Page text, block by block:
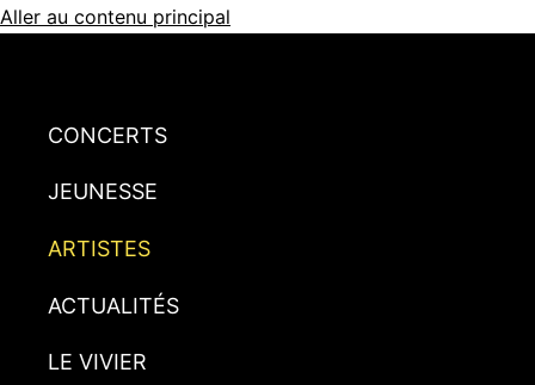
Aller au contenu principal
CONCERTS
JEUNESSE
ARTISTES
ACTUALITÉS
LE VIVIER